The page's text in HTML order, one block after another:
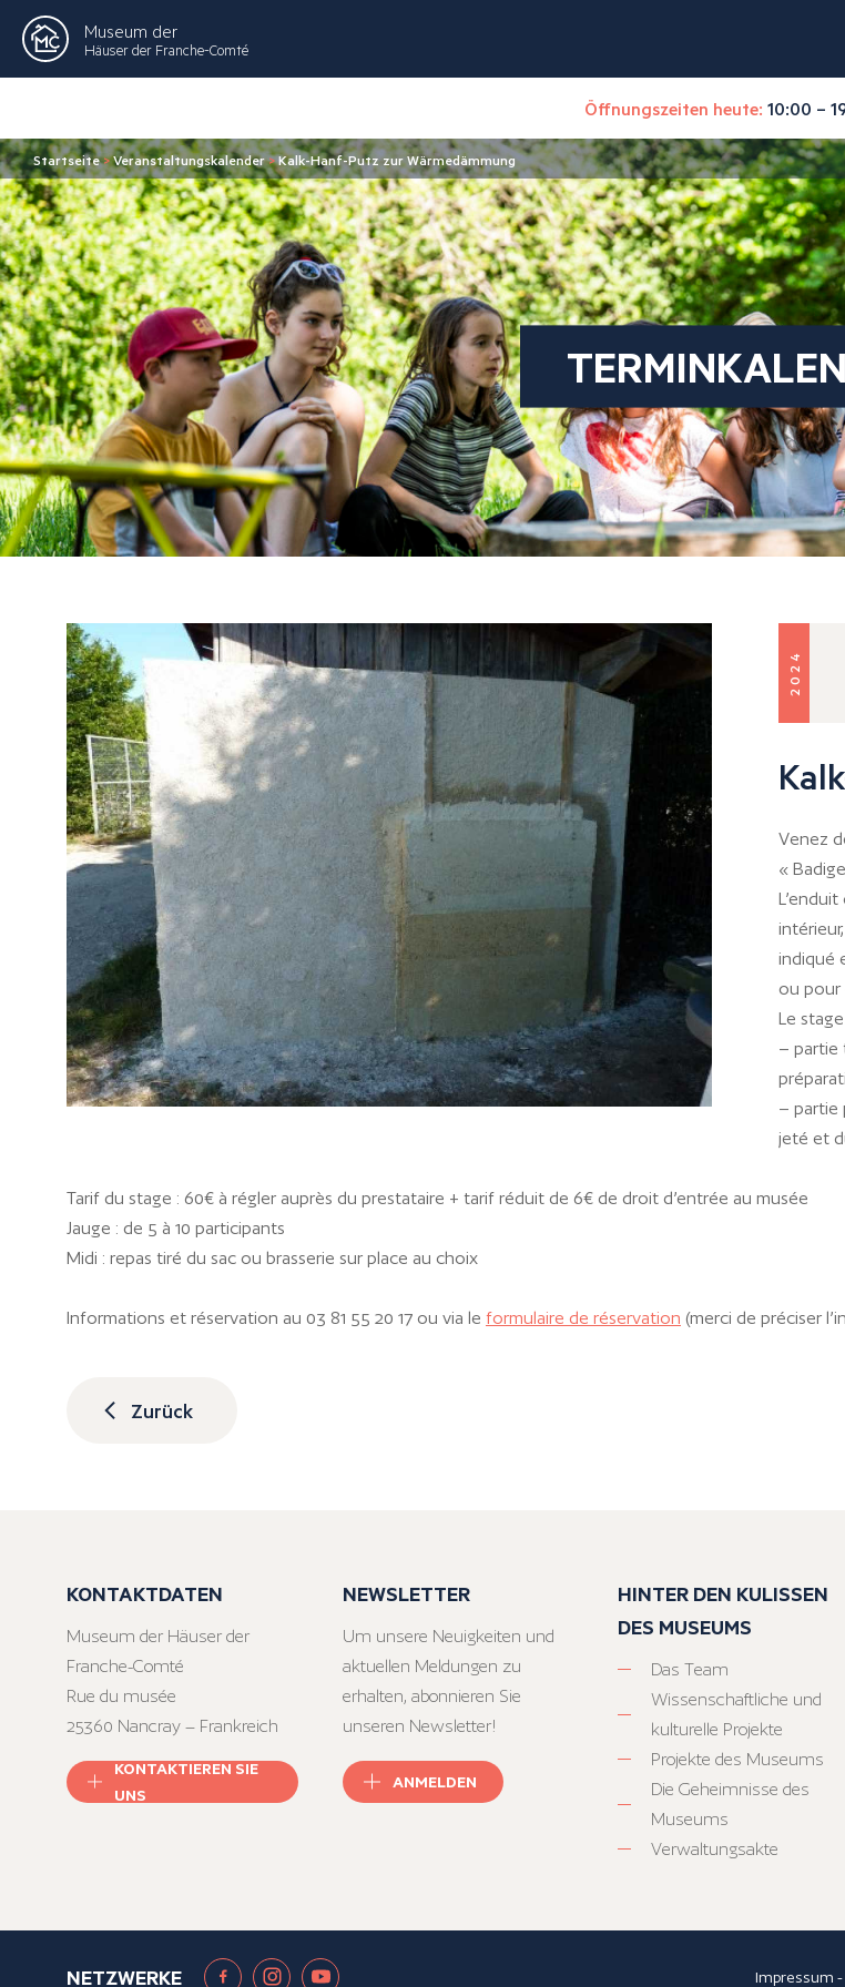
Museum der
Häuser der Franche-Comté
Öffnungszeiten heute: 10:00 –
Startseite>Veranstaltungskalender>Kalk-Hanf-Putz zur Wärmedämmung
2024
Venez
«
indiqué
ou pour
Le
– partie
– partie
jeté et
Tarif du stage : 60€ à régler auprès du prestataire + tarif réduit de 6€ de droit d’entrée au musée
Jauge : de 5 à 10 participants
Midi : repas tiré du sac ou brasserie sur place au choix
Informations et réservation au 03 81 55 20 17 ou via le formulaire de réservation (merci de préciser
Zurück
KONTAKTDATEN
Museum der Häuser der
Franche-Comté
Rue du musée
25360 Nancray – Frankreich
KONTAKTIEREN SIE
UNS
NEWSLETTER
Um unsere Neuigkeiten und
aktuellen Meldungen zu
erhalten, abonnieren Sie
unseren Newsletter!
ANMELDEN
HINTER DEN KULISSEN
DES MUSEUMS
Das Team
Wissenschaftliche und
kulturelle Projekte
Projekte des Museums
Die Geheimnisse des
Museums
Verwaltungsakte
NETZWERKE Impressum